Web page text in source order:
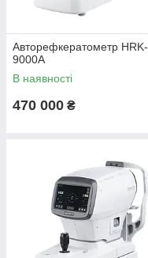
Авторефкератометр HRK-
9000A
В наявності
470 000 ₴